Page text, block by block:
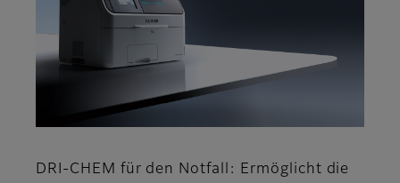
DRI-CHEM für den Notfall: Ermöglicht die